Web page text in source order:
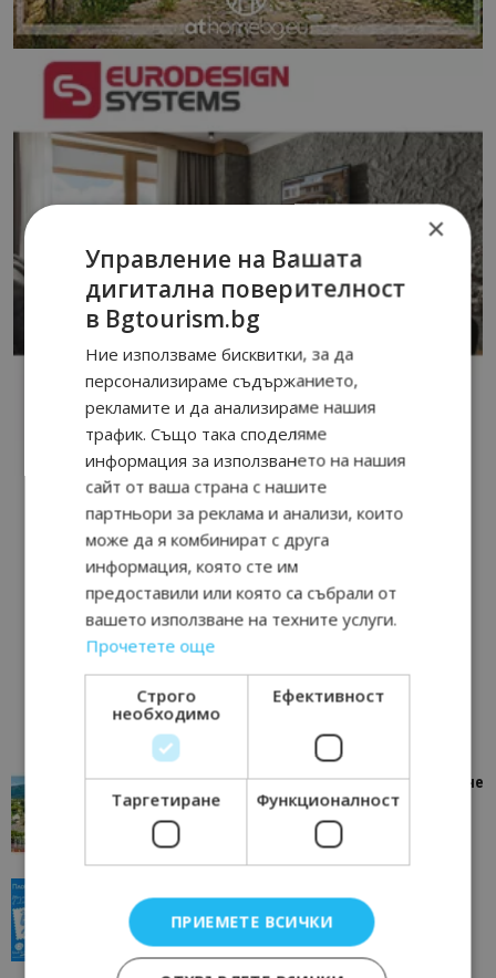
“Пощенска картичка от…”: Петрич – Изживяване
отвъд очакваното
Петрич
всички времена
×
Управление на Вашата
дигитална поверителност
в Bgtourism.bg
Ние използваме бисквитки, за да
персонализираме съдържанието,
рекламите и да анализираме нашия
трафик. Също така споделяме
информация за използването на нашия
сайт от ваша страна с нашите
партньори за реклама и анализи, които
може да я комбинират с друга
информация, която сте им
предоставили или която са събрали от
вашето използване на техните услуги.
Прочетете още
Строго
необходимо
Ефективност
Таргетиране Функционалност
ПРИЕМЕТЕ ВСИЧКИ